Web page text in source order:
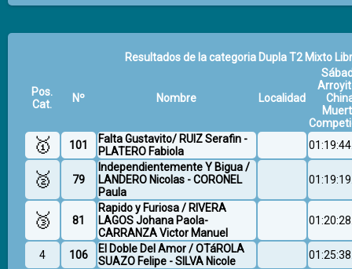
Resultados de la categoria Dupla T2 Mixto
Pos.
Cat.
Nº Nombre Localidad
🥇 101
Falta Gustavito/ RUIZ Serafin -
PLATERO Fabiola
🥈 79
Independientemente Y Bigua /
LANDERO Nicolas - CORONEL
Paula
🥉 81
Rapido y Furiosa / RIVERA
LAGOS Johana Paola-
CARRANZA Victor Manuel
4 106
El Doble Del Amor / OTáROLA
SUAZO Felipe - SILVA Nicole